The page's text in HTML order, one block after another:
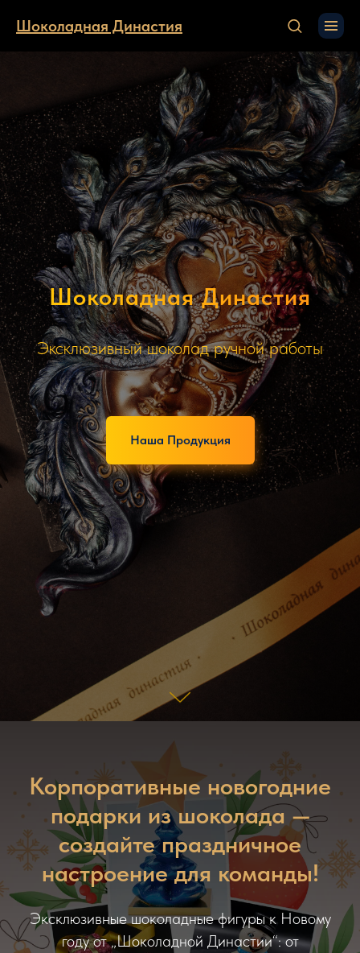
Шоколадная Династия
Шоколадная Династия
Эксклюзивный шоколад ручной работы
Наша Продукция
Корпоративные новогодние
подарки из шоколада —
создайте праздничное
настроение для команды!
Эксклюзивные шоколадные фигуры к Новому
году от „Шоколадной Династии“: от